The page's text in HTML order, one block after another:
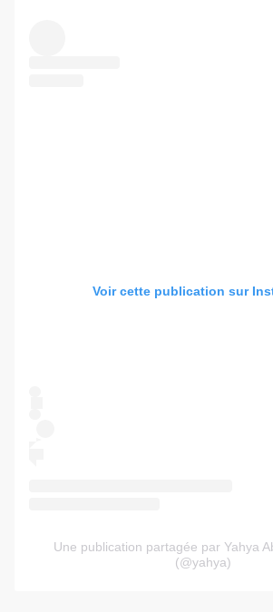
Voir cette publication sur
Une publication partagée par Yahya
(@yahya)